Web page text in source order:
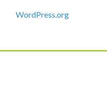
WordPress.org